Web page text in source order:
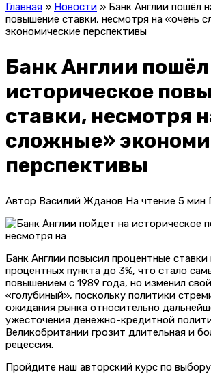
Главная » Новости » Банк Англии пошёл
повышение ставки, несмотря на «очень
экономические перспективы
Банк Англии
историческое
ставки, несмотря
сложные»
перспективы
Автор Василий Жданов На чтение 5 мин
Банк Англии повысил процентные ставки
процентных пункта до 3%, что стало
повышением с 1989 года, но изменил
«голубиный», поскольку политики
ожидания рынка относительно
ужесточения денежно-кредитной
Великобритании грозит длительная и
рецессия.
Пройдите наш авторский курс по